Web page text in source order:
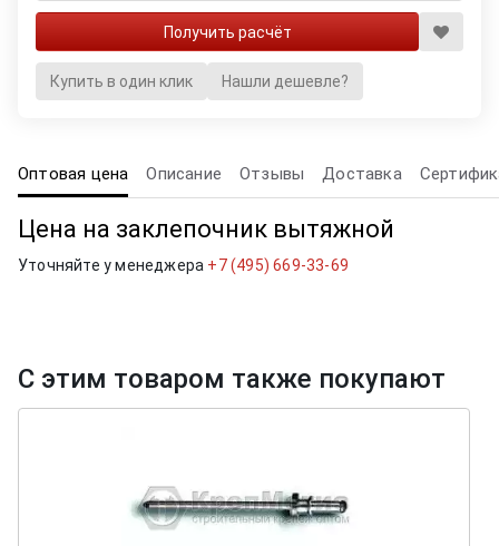
Купить в один клик Нашли дешевле?
Оптовая цена Описание Отзывы Доставка
Цена на заклепочник вытяжной
Уточняйте у менеджера +7 (495) 669-33-69
С этим товаром также покупают